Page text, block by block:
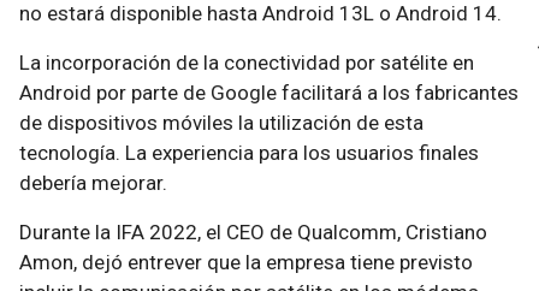
no estará disponible hasta Android 13L o Android 14.
La incorporación de la conectividad por satélite en
Android por parte de Google facilitará a los fabricantes
de dispositivos móviles la utilización de esta
tecnología. La experiencia para los usuarios finales
debería mejorar.
Durante la IFA 2022, el CEO de Qualcomm, Cristiano
Amon, dejó entrever que la empresa tiene previsto